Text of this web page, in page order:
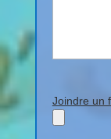
Joindre un